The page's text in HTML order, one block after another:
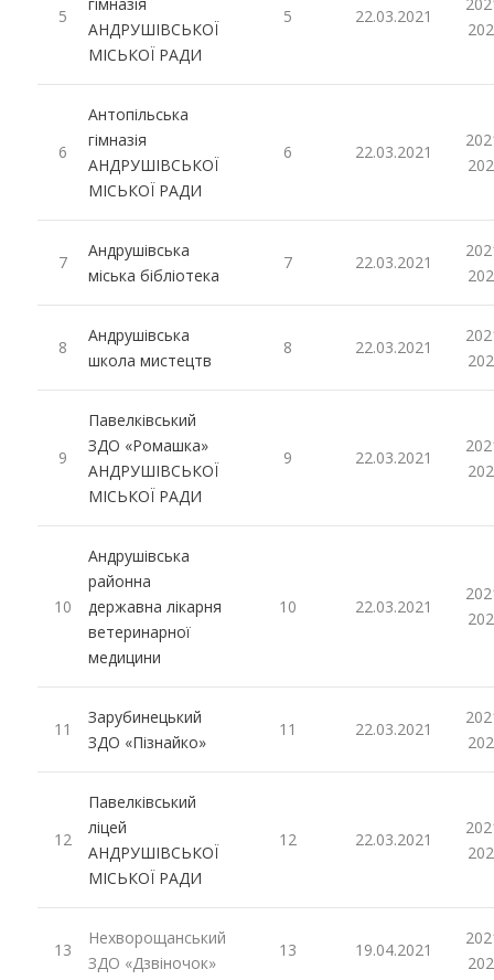
5
АНДРУШІВСЬКОЇ
МІСЬКОЇ РАДИ
5 22.03.2021
6
Антопільська
гімназія
АНДРУШІВСЬКОЇ
МІСЬКОЇ РАДИ
6 22.03.2021
7
Андрушівська
міська бібліотека
7 22.03.2021
8
Андрушівська
школа мистецтв
8 22.03.2021
9
Павелківський
ЗДО «Ромашка»
АНДРУШІВСЬКОЇ
МІСЬКОЇ РАДИ
9 22.03.2021
10
Андрушівська
районна
державна лікарня
ветеринарної
медицини
10 22.03.2021
11
Зарубинецький
ЗДО «Пізнайко»
11 22.03.2021
12
Павелківський
ліцей
АНДРУШІВСЬКОЇ
МІСЬКОЇ РАДИ
12 22.03.2021
13
Нехворощанський
ЗДО «Дзвіночок»
13 19.04.2021